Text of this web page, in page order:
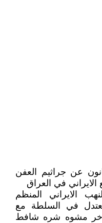
عن جراثيم العفن
الايراني في العراق
الايراني المنظم
في السلطة مع
مشوه شره شافط